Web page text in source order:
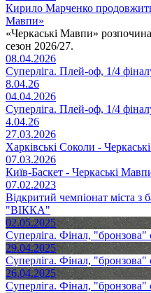
Кирило Марченко продовжить
Мавпи»
«Черкаські Мавпи»
сезон 2026/27.
08.04.2026
Суперліга. Плей-оф, 1/4
8.04.26
04.04.2026
Суперліга. Плей-оф, 1/4
4.04.26
27.03.2026
Харківські Соколи -
07.03.2026
Київ-Баскет - Черкаські
07.02.2023
Відкритий чемпіонат міста з
"ВІККА"
02.05.2025
Суперліга. Фінал, "бронзова"
29.04.2025
Суперліга. Фінал, "бронзова"
26.04.2025
Суперліга. Фінал, "бронзова"